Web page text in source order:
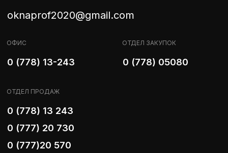
oknaprof2020@gmail.com
ОФИС
0 (778) 13-243
ОТДЕЛ ПРОДАЖ
0 (778) 13 243
0 (777) 20 730
0 (777)20 570
ОТДЕЛ ЗАКУПОК
0 (778) 05080